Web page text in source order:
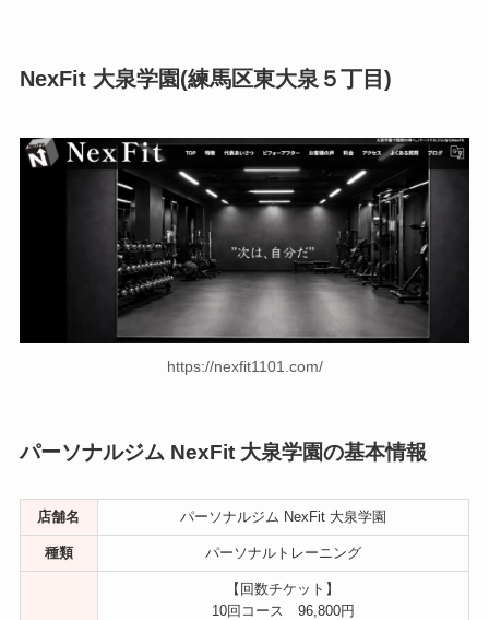
NexFit 大泉学園(練馬区東大泉５丁目)
https://nexfit1101.com/
パーソナルジム NexFit 大泉学園の基本情報
店舗名 パーソナルジム NexFit 大泉学園
種類 パーソナルトレーニング
【回数チケット】
10回コース 96,800円